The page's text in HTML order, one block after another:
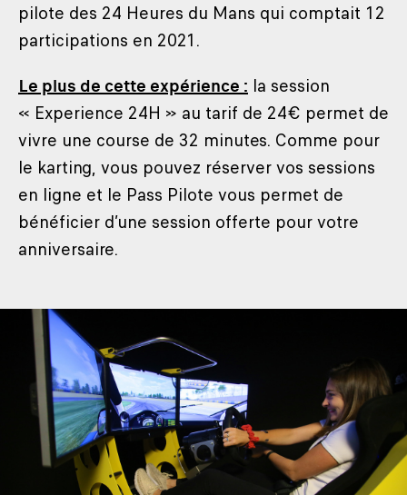
pilote des 24 Heures du Mans qui comptait 12
participations en 2021.
Le plus de cette expérience : la session
« Experience 24H » au tarif de 24€ permet de
vivre une course de 32 minutes. Comme pour
le karting, vous pouvez réserver vos sessions
en ligne et le Pass Pilote vous permet de
bénéficier d’une session offerte pour votre
anniversaire.